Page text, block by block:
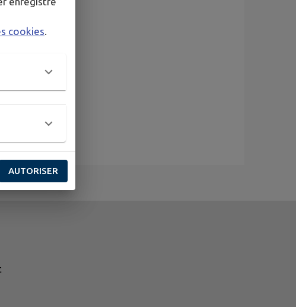
cookies.
AUTORISER